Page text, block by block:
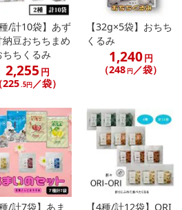
リー別注意事項（※必ずご確認くだ
情報は2026年07月09日
種/計10袋】あず
納豆おちちまめ
ちちくるみ
2,255 円
（225.5円／袋）
【32g×5袋】おちち
くるみ
1,240円
（248 円／袋）
種/計7袋】あま
【4種/計12袋】ORI